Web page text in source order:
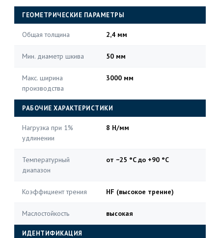
ГЕОМЕТРИЧЕСКИЕ ПАРАМЕТРЫ
Общая толщина 2,4 мм
Мин. диаметр шкива 50 мм
Макс. ширина
производства
3000 мм
РАБОЧИЕ ХАРАКТЕРИСТИКИ
Нагрузка при 1%
удлинении
8 Н/мм
Температурный
диапазон
от −25 °C до +90 °C
Коэффициент трения HF (высокое трение)
Маслостойкость высокая
ИДЕНТИФИКАЦИЯ